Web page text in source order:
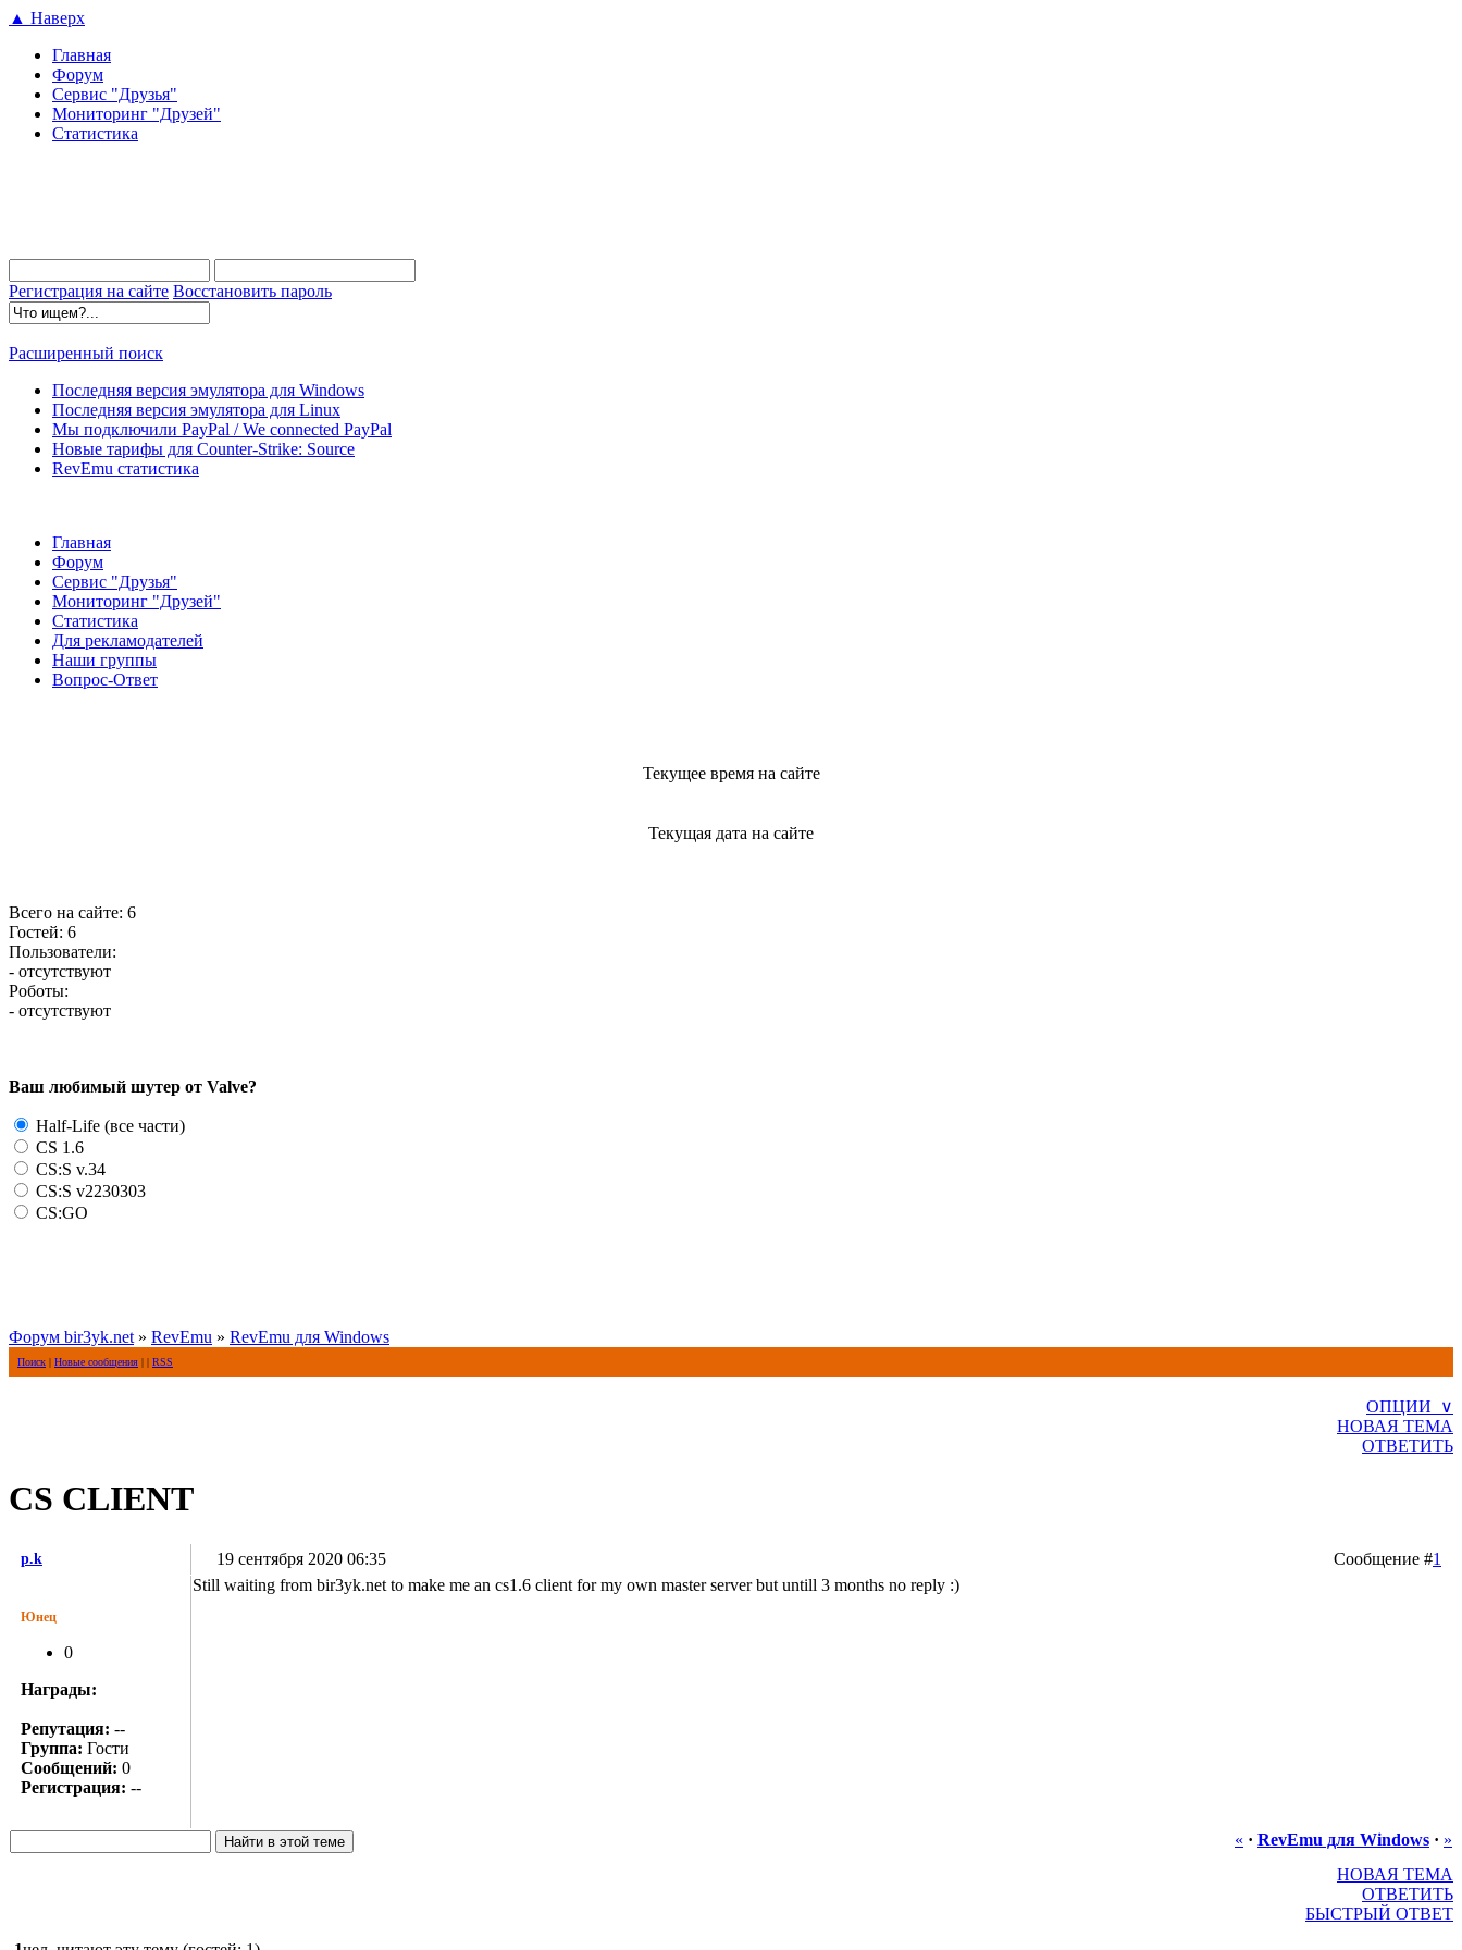
▲ Наверх
Главная
Форум
Сервис "Друзья"
Мониторинг "Друзей"
Статистика
Регистрация на сайте Восстановить пароль
Расширенный поиск
Последняя версия эмулятора для Windows
Последняя версия эмулятора для Linux
Мы подключили PayPal / We connected PayPal
Новые тарифы для Counter-Strike: Source
RevEmu статистика
Главная
Форум
Сервис "Друзья"
Мониторинг "Друзей"
Статистика
Для рекламодателей
Наши группы
Вопрос-Ответ
Текущее время на сайте
Текущая дата на сайте
Всего на сайте: 6
Гостей: 6
Пользователи:
- отсутствуют
Роботы:
- отсутствуют
Ваш любимый шутер от Valve?
Half-Life (все части)
CS 1.6
CS:S v.34
CS:S v2230303
CS:GO
Форум bir3yk.net » RevEmu » RevEmu для Windows
Поиск | Новые сообщения | | RSS
ОПЦИИ ∨
НОВАЯ ТЕМА
ОТВЕТИТЬ
CS CLIENT
p.k 19 сентября 2020 06:35 Сообщение #1
Юнец
0
Награды:
Репутация: --
Группа: Гости
Сообщений: 0
Регистрация: --
Still waiting from bir3yk.net to make me an cs1.6 client for my own master server but untill 3 months no reply :)
« · RevEmu для Windows · »
НОВАЯ ТЕМА
ОТВЕТИТЬ
БЫСТРЫЙ ОТВЕТ